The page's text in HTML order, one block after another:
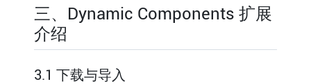
三、Dynamic Components 扩展
介绍
3.1 下载与导入